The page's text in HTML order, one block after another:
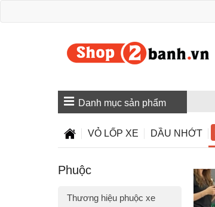
Danh mục sản phẩm
VỎ LỐP XE DẦU NHỚT
Phuộc
Thương hiệu phuộc xe